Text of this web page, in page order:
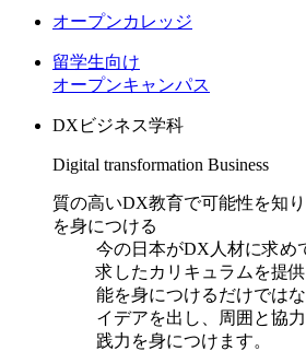
オープンカレッジ
留学生向け
オープンキャンパス
DXビジネス学科
Digital transformation Business
質の高いDX教育で可能性を知
を身につける
今の日本がDX人材に求め
求したカリキュラムを提
能を身につけるだけでは
イデアを出し、周囲と協
践力を身につけます。